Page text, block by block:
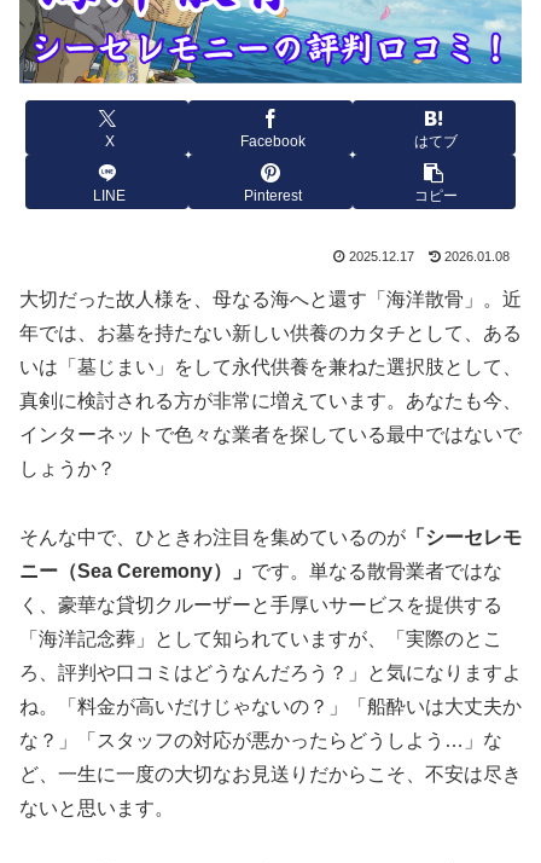
X Facebook はてブ
LINE Pinterest コピー
2025.12.17 2026.01.08
大切だった故人様を、母なる海へと還す「海洋散骨」。近
年では、お墓を持たない新しい供養のカタチとして、ある
いは「墓じまい」をして永代供養を兼ねた選択肢として、
真剣に検討される方が非常に増えています。あなたも今、
インターネットで色々な業者を探している最中ではないで
しょうか？
そんな中で、ひときわ注目を集めているのが 「シーセレモ
ニー（Sea Ceremony）」 です。単なる散骨業者ではな
く、豪華な貸切クルーザーと手厚いサービスを提供する
「海洋記念葬」として知られていますが、「実際のとこ
ろ、評判や口コミはどうなんだろう？」と気になりますよ
ね。「料金が高いだけじゃないの？」「船酔いは大丈夫か
な？」「スタッフの対応が悪かったらどうしよう…」な
ど、一生に一度の大切なお見送りだからこそ、不安は尽き
ないと思います。